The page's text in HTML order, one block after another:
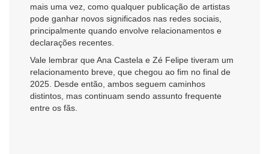
mais uma vez, como qualquer publicação de artistas
pode ganhar novos significados nas redes sociais,
principalmente quando envolve relacionamentos e
declarações recentes.
Vale lembrar que Ana Castela e Zé Felipe tiveram um
relacionamento breve, que chegou ao fim no final de
2025. Desde então, ambos seguem caminhos
distintos, mas continuam sendo assunto frequente
entre os fãs.